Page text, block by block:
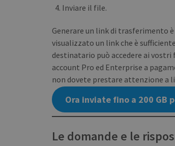
Inviare il file.
Generare un link di trasferimento
visualizzato un link che è
destinatario può accedere ai vostri
account Pro ed Enterprise a
non dovete prestare attenzione a
Ora inviate fino a 200
Le domande e le